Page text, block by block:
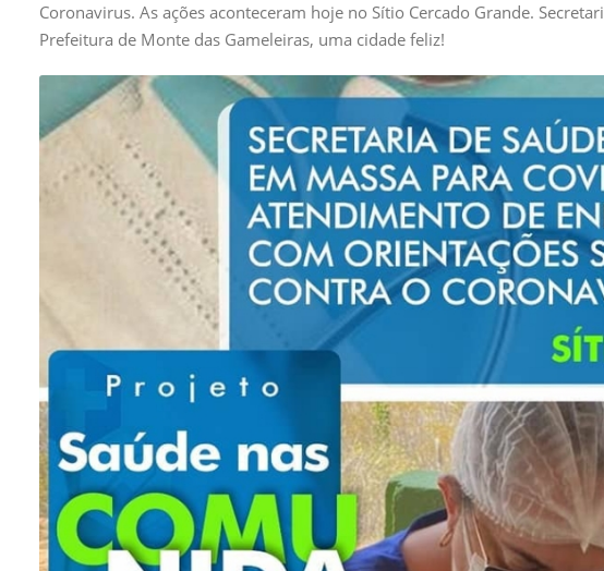
Coronavirus. As ações aconteceram hoje no Sítio Cercado Grande.
Prefeitura de Monte das Gameleiras, uma cidade feliz!